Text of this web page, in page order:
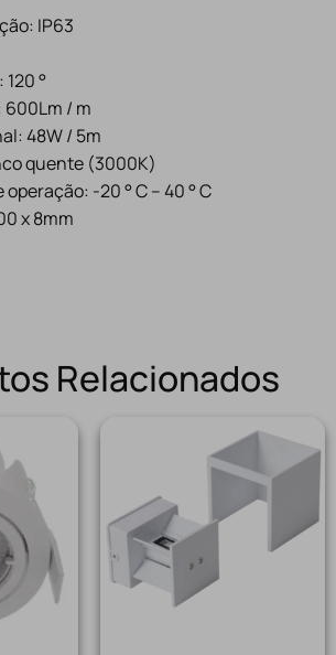
IP63
°
600Lm / m
48W / 5m
quente (3000K)
-20 ° C – 40 ° C
x 8mm
Relacionados